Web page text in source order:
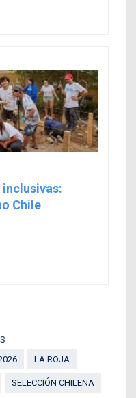
Chile
LA ROJA
SELECCIÓN CHILENA